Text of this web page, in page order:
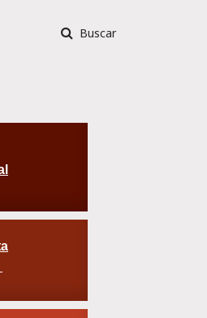
Buscar